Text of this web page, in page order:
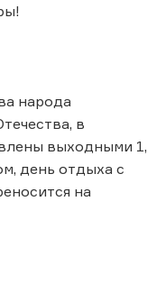
народа
в
выходными 1,
день отдыха с
на